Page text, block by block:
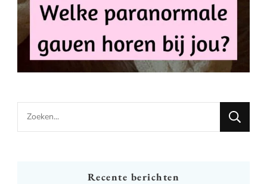
Looking
for
Recente berichten